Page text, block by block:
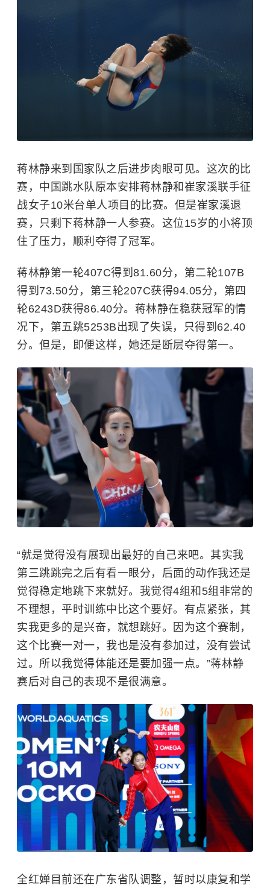
蒋林静来到国家队之后进步肉眼可见。这次的比
赛，中国跳水队原本安排蒋林静和崔家溪联手征
战女子10米台单人项目的比赛。但是崔家溪退
赛，只剩下蒋林静一人参赛。这位15岁的小将顶
住了压力，顺利夺得了冠军。
蒋林静第一轮407C得到81.60分，第二轮107B
得到73.50分，第三轮207C获得94.05分，第四
轮6243D获得86.40分。蒋林静在稳获冠军的情
况下，第五跳5253B出现了失误，只得到62.40
分。但是，即便这样，她还是断层夺得第一。
“就是觉得没有展现出最好的自己来吧。其实我
第三跳跳完之后有看一眼分，后面的动作我还是
觉得稳定地跳下来就好。我觉得4组和5组非常的
不理想，平时训练中比这个要好。有点紧张，其
实我更多的是兴奋，就想跳好。因为这个赛制，
这个比赛一对一，我也是没有参加过，没有尝试
过。所以我觉得体能还是要加强一点。”蒋林静
赛后对自己的表现不是很满意。
全红婵目前还在广东省队调整，暂时以康复和学